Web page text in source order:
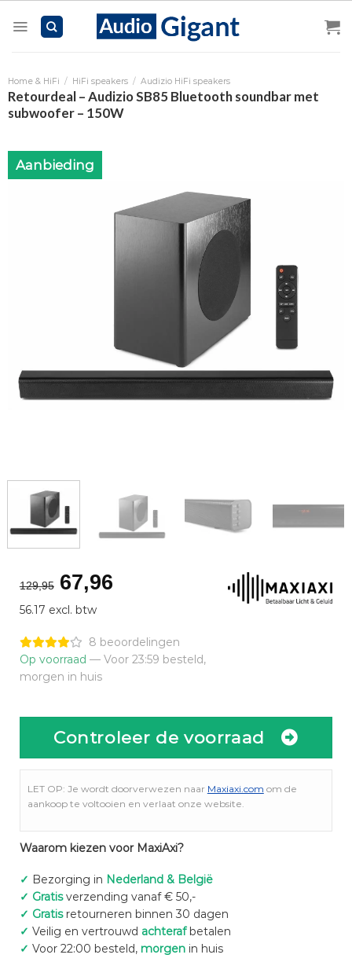
Home & HiFi / HiFi speakers / Audizio HiFi speakers
Retourdeal – Audizio SB85 Bluetooth soundbar met
subwoofer – 150W
Aanbieding
129,95 Oorspronkelijke
prijs
was:
€129,95.
67,96Huidige
€67,96.
56.17 excl. btw
8 beoordelingen
Op voorraad — Voor 23:59 besteld,
morgen in huis
Controleer de voorraad
LET OP: Je wordt doorverwezen naar Maxiaxi.com om de
aankoop te voltooien en verlaat onze website.
Waarom kiezen voor MaxiAxi?
✓ Bezorging in Nederland & België
✓ Gratisverzending vanaf € 50,-
✓ Gratisretourneren binnen 30 dagen
✓ Veilig en vertrouwd achterafbetalen
✓ Voor 22:00 besteld, morgenin huis